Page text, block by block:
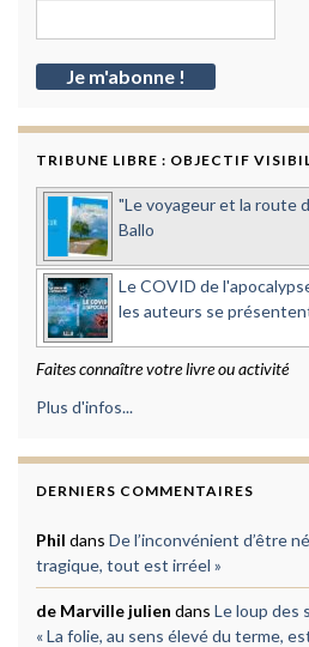
TRIBUNE LIBRE : OBJECTIF
"Le voyageur et la route
Ballo
Le COVID de
les auteurs se
Faites connaître votre livre ou activité
Plus d'infos...
DERNIERS COMMENTAIRES
Phil dans De l’inconvénient d’être
tragique, tout est irréel »
de Marville julien dans Le loup des
« La folie, au sens élevé du terme,